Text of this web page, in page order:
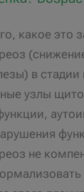
какое это
в стадии
узлы
не